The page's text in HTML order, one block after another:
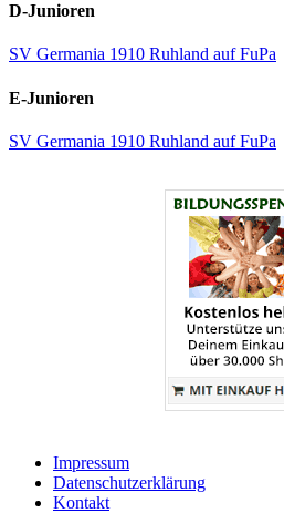
D-Junioren
SV Germania 1910 Ruhland auf FuPa
E-Junioren
SV Germania 1910 Ruhland auf FuPa
Impressum
Datenschutzerklärung
Kontakt